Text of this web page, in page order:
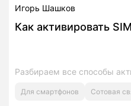
Игорь Шашков
Как активировать
Разбираем все способы
Для смартфонов Сотовая